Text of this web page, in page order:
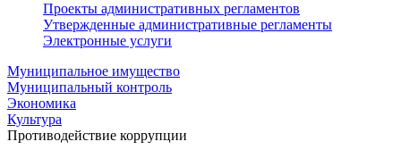
Проекты административных регламентов
Утвержденные административные регламенты
Электронные услуги
Муниципальное имущество
Муниципальный контроль
Экономика
Культура
Противодействие коррупции